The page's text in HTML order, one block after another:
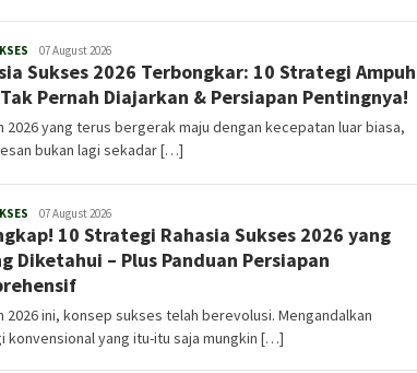
Admin
07 August 2026
Sukses 2026 Terbongkar: 10 Strategi Ampuh
Pernah Diajarkan & Persiapan Pentingnya!
2026 yang terus bergerak maju dengan kecepatan luar biasa,
bukan lagi sekadar […]
Admin
07 August 2026
10 Strategi Rahasia Sukses 2026 yang
Diketahui – Plus Panduan Persiapan
2026 ini, konsep sukses telah berevolusi. Mengandalkan
konvensional yang itu-itu saja mungkin […]